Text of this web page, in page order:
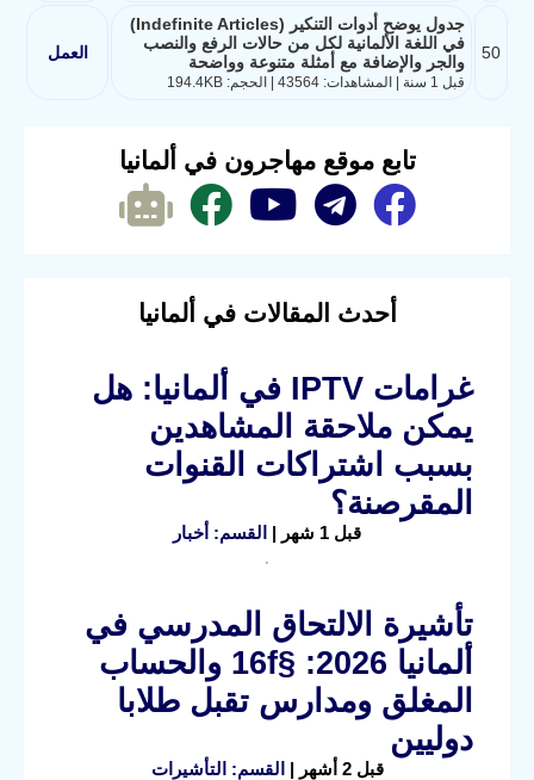
50
جدول يوضح أدوات التنكير (Indefinite Articles)
في اللغة الألمانية لكل من حالات الرفع والنصب
والجر والإضافة مع أمثلة متنوعة وواضحة
قبل 1 سنة | المشاهدات: 43564 | الحجم: 194.4KB
العمل
تابع موقع مهاجرون في ألمانيا
أحدث المقالات في ألمانيا
غرامات IPTV في ألمانيا: هل
يمكن ملاحقة المشاهدين
بسبب اشتراكات القنوات
المقرصنة؟
قبل 1 شهر | القسم: أخبار
تأشيرة الالتحاق المدرسي في
ألمانيا 2026: §16f والحساب
المغلق ومدارس تقبل طلابا
دوليين
قبل 2 أشهر | القسم: التأشيرات